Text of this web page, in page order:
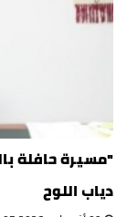
"مسيرة حافلة
دياب اللوح